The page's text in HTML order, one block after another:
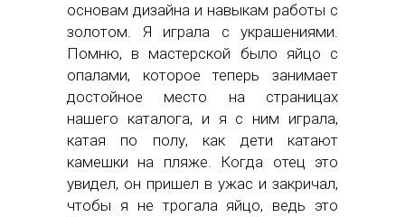
основам дизайна и навыкам работы с
золотом. Я играла с украшениями.
Помню, в мастерской было яйцо с
опалами, которое теперь занимает
достойное место на страницах
нашего каталога, и я с ним играла,
катая по полу, как дети катают
камешки на пляже. Когда отец это
увидел, он пришел в ужас и закричал,
чтобы я не трогала яйцо, ведь это